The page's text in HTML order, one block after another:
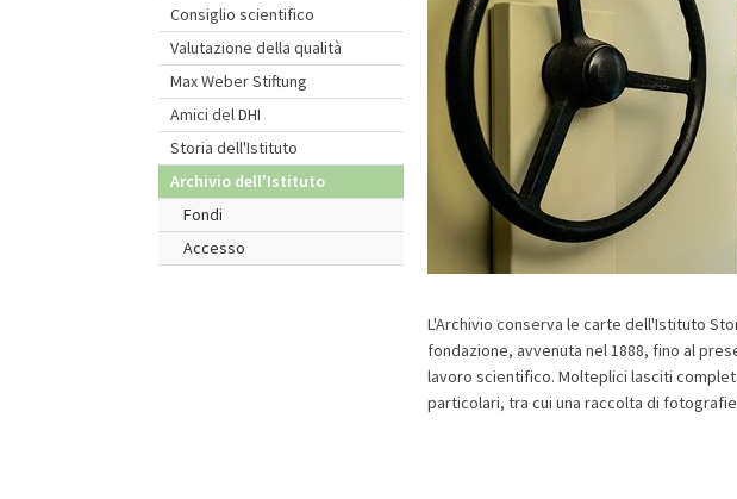
Consiglio scientifico
Valutazione della qualità
Max Weber Stiftung
Amici del DHI
Storia dell'Istituto
Archivio dell'Istituto
Fondi
Accesso
L'Archivio conserva le carte dell'Istituto
fondazione, avvenuta nel 1888, fino al
lavoro scientifico. Molteplici lasciti
particolari, tra cui una raccolta di